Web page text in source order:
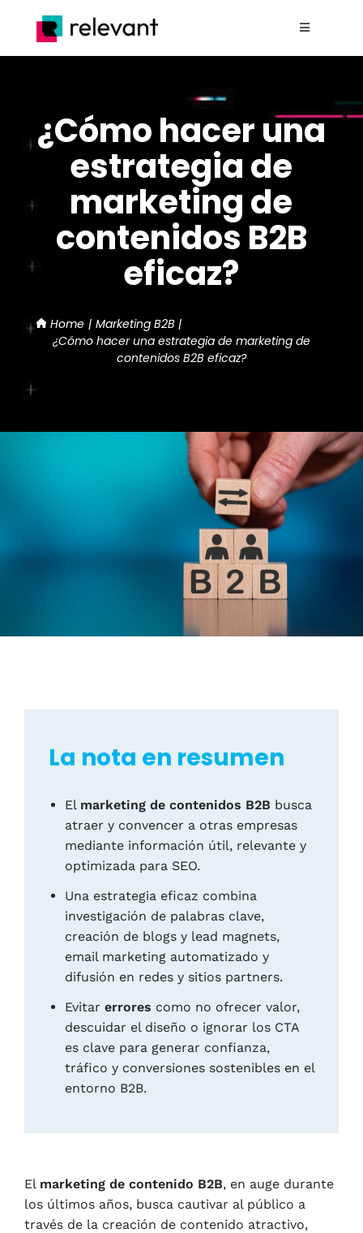
contenido
Toggle
Nosotros
Proyectos
Servicios
Contacto
¿Cómo hacer una
estrategia de
marketing de
contenidos B2B
eficaz?
Home
Marketing B2B
¿Cómo hacer una estrategia de marketing de
contenidos B2B eficaz?
La nota en resumen
El marketing de contenidos B2B busca
atraer y convencer a otras empresas
mediante información útil, relevante y
optimizada para SEO.
Una estrategia eficaz combina
investigación de palabras clave,
creación de blogs y lead magnets,
email marketing automatizado y
difusión en redes y sitios partners.
Evitar errores como no ofrecer valor,
descuidar el diseño o ignorar los CTA
es clave para generar confianza,
tráfico y conversiones sostenibles en el
entorno B2B.
El marketing de contenido B2B, en auge durante
los últimos años, busca cautivar al público a
través de la creación de contenido atractivo,